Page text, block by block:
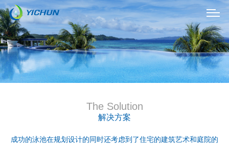
The Solution
解决方案
成功的泳池在规划设计的同时还考虑到了住宅的建筑艺术和庭院的